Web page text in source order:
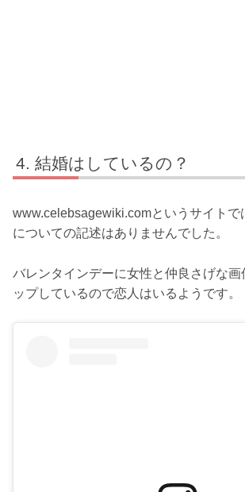
結婚はしているの？
www.celebsagewiki.comというサイトで
についての記述はありませんでした。
バレンタインデーに女性と仲良さげな画
ップしているので恋人はいるようです。